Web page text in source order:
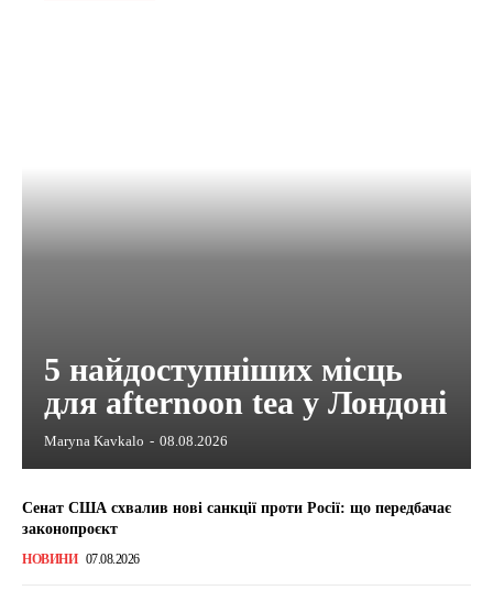
5 найдоступніших місць
для afternoon tea у Лондоні
Maryna Kavkalo - 08.08.2026
Сенат США схвалив нові санкції проти Росії: що передбачає
законопроєкт
НОВИНИ 07.08.2026